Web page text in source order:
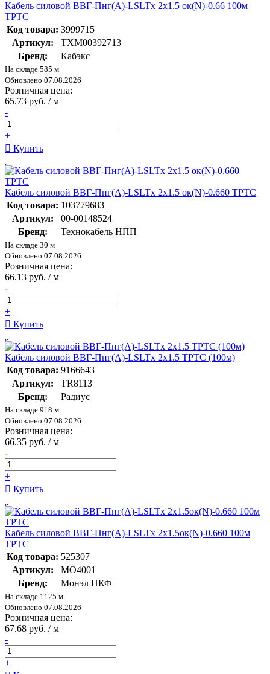
Кабель силовой ВВГ-Пнг(А)-LSLTx 2х1.5 ок(N)-0.66 100м
ТРТС
Код товара: 3999715
Артикул:
ТХМ00392713
Бренд:
Кабэкс
На складе 585 м
Обновлено 07.08.2026
Розничная цена:
65.73 руб. / м
-
+
Купить
Кабель силовой ВВГ-Пнг(А)-LSLTx 2х1.5 ок(N)-0.660 ТРТС
Код товара: 103779683
Артикул:
00-00148524
Бренд:
Технокабель НПП
На складе 30 м
Обновлено 07.08.2026
Розничная цена:
66.13 руб. / м
-
+
Купить
Кабель силовой ВВГ-Пнг(А)-LSLTx 2х1.5 ТРТС (100м)
Код товара: 9166643
Артикул:
TR8113
Бренд:
Радиус
На складе 918 м
Обновлено 07.08.2026
Розничная цена:
66.35 руб. / м
-
+
Купить
Кабель силовой ВВГ-Пнг(А)-LSLTx 2х1.5ок(N)-0.660 100м
ТРТС
Код товара: 525307
Артикул:
МО4001
Бренд:
Монэл ПКФ
На складе 1125 м
Обновлено 07.08.2026
Розничная цена:
67.68 руб. / м
-
+